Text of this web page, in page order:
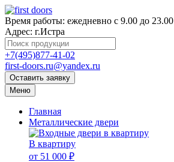
Время работы: ежедневно с 9.00 до 23.00
Адрес: г.Истра
+7(495)877-41-02
first-doors.ru@yandex.ru
Оставить заявку
Меню
Главная
Металлические двери
В квартиру
от 51 000 ₽